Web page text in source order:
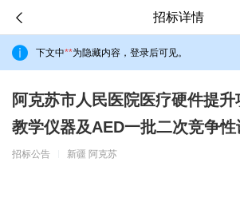
招标详情
下文中**为隐藏内容，登录后可见。
阿克苏市人民医院医疗硬件提
教学仪器及AED一批二次竞争
招标公告 新疆 阿克苏